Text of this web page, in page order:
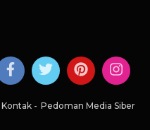
Kontak
Pedoman Media Siber